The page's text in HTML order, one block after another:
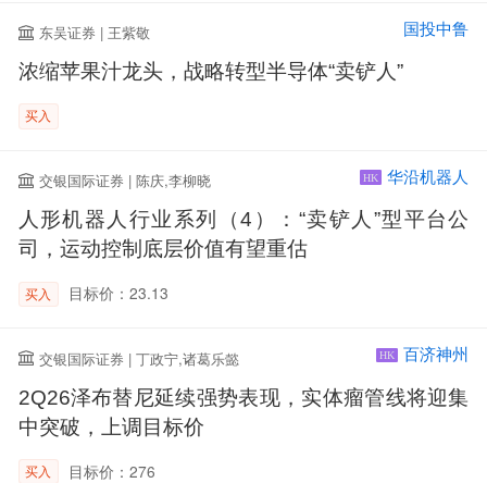
东吴证券 | 王紫敬 国投中鲁
浓缩苹果汁龙头，战略转型半导体“卖铲人”
买入
交银国际证券 | 陈庆,李柳晓 HK 华沿机器人
人形机器人行业系列（4）：“卖铲人”型平台公
司，运动控制底层价值有望重估
买入 目标价：23.13
交银国际证券 | 丁政宁,诸葛乐懿 HK 百济神州
2Q26泽布替尼延续强势表现，实体瘤管线将迎集
中突破，上调目标价
买入 目标价：276